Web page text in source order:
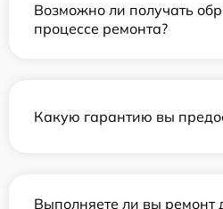
Возможно ли получать
процессе ремонта?
Какую гарантию вы
Выполняете ли вы ремонт